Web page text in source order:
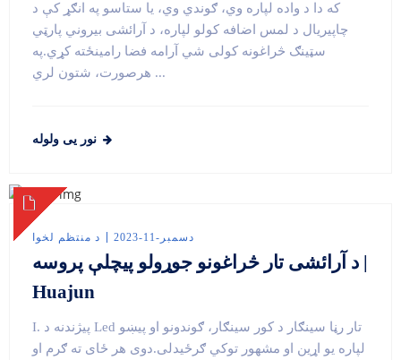
که دا د واده لپاره وي، ګوندي وي، یا ستاسو په انګړ کې د
چاپیریال د لمس اضافه کولو لپاره، د آرائشی بیروني پارټي
سټینګ څراغونه کولی شي آرامه فضا رامینځته کړي.په
هرصورت، شتون لري ...
نور یی ولوله
د منتظم لخوا دسمبر-11-2023
د آرائشی تار څراغونو جوړولو پیچلې پروسه |
Huajun
I. پیژندنه د Led تار رڼا سینګار د کور سینګار، ګوندونو او پیښو
لپاره یو اړین او مشهور توکي ګرځیدلی.دوی هر ځای ته ګرم او